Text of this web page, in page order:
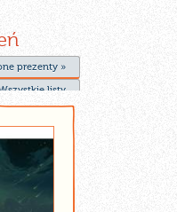
-
prezenty »
listy